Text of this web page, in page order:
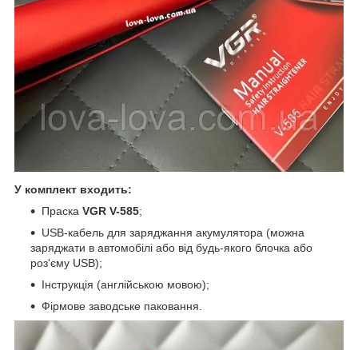
У комплект входить:
Праска VGR V-585;
USB-кабель для заряджання акумулятора (можна
заряджати в автомобілі або від будь-якого блочка або
роз'єму USB);
Інструкція (англійською мовою);
Фірмове заводське паковання.